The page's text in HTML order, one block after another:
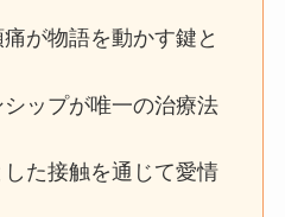
が物語を動かす鍵と
ップが唯一の治療法
した接触を通じて愛情